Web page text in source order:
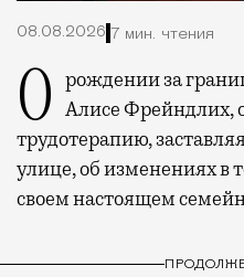
08.08.2026 7 мин. чтения
О рождении за границей благодаря бабушке Алисе Фрейндлих,
трудотерапию,
улице, об изменениях в
своем настоящем